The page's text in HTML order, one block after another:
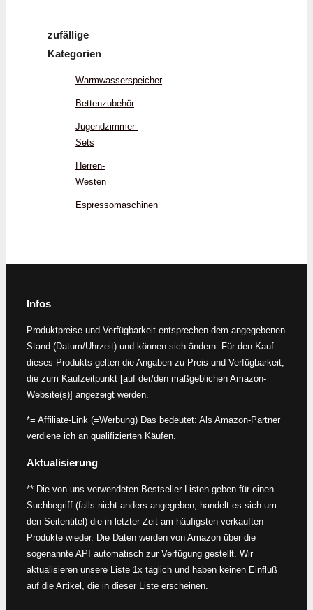
zufällige
Kategorien
Warmwasserspeicher
Bettenzubehör
Jugendzimmer-
Sets
Herren-
Westen
Espressomaschinen
Infos
Produktpreise und Verfügbarkeit entsprechen dem angegebenen
Stand (Datum/Uhrzeit) und können sich ändern. Für den Kauf
dieses Produkts gelten die Angaben zu Preis und Verfügbarkeit,
die zum Kaufzeitpunkt [auf der/den maßgeblichen Amazon-
Website(s)] angezeigt werden.
*= Affiliate-Link (=Werbung) Das bedeutet: Als Amazon-Partner
verdiene ich an qualifizierten Käufen.
Aktualisierung
** Die von uns verwendeten Bestseller-Listen geben für einen
Suchbegriff (falls nicht anders angegeben, handelt es sich um
den Seitentitel) die in letzter Zeit am häufigsten verkauften
Produkte wieder. Die Daten werden von Amazon über die
sogenannte API automatisch zur Verfügung gestellt. Wir
aktualisieren unsere Liste 1x täglich und haben keinen Einfluß
auf die Artikel, die in dieser Liste erscheinen.